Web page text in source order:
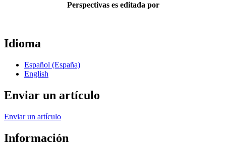
Perspectivas es editada por
Idioma
Español (España)
English
Enviar un artículo
Enviar un artículo
Información